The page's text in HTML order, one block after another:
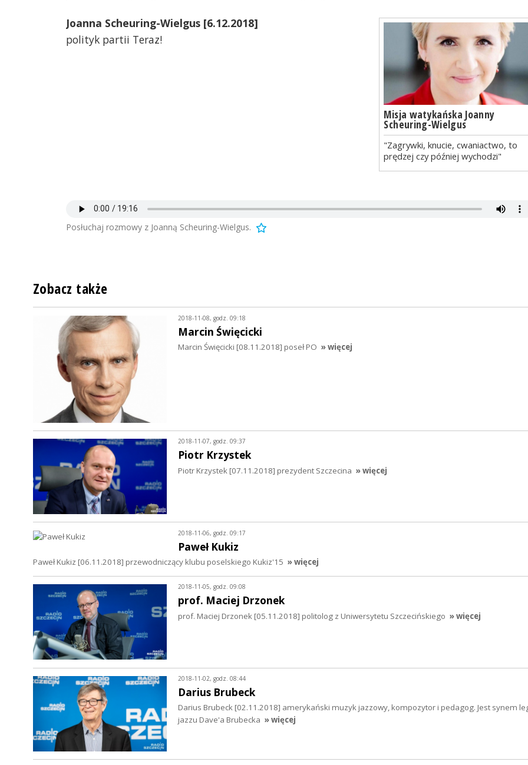
Misja watykańska Joanny
Scheuring-Wielgus
"Zagrywki, knucie, cwaniactwo, to
prędzej czy później wychodzi"
Joanna Scheuring-Wielgus [6.12.2018]
polityk partii Teraz!
Posłuchaj rozmowy z Joanną Scheuring-Wielgus.
Zobacz także
2018-11-08, godz. 09:18
Marcin Święcicki
Marcin Święcicki [08.11.2018] poseł PO » więcej
2018-11-07, godz. 09:37
Piotr Krzystek
Piotr Krzystek [07.11.2018] prezydent Szczecina » więcej
2018-11-06, godz. 09:17
Paweł Kukiz
Paweł Kukiz [06.11.2018] przewodniczący klubu poselskiego Kukiz'15 » więcej
2018-11-05, godz. 09:08
prof. Maciej Drzonek
prof. Maciej Drzonek [05.11.2018] politolog z Uniwersytetu Szczecińskiego » więcej
2018-11-02, godz. 08:44
Darius Brubeck
Darius Brubeck [02.11.2018] amerykański muzyk jazzowy, kompozytor i pedagog. Jest synem
jazzu Dave'a Brubecka » więcej